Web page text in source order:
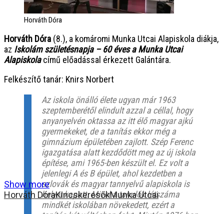
Horváth Dóra
Horváth Dóra (8.), a komáromi Munka Utcai Alapiskola diákja,
az Iskolám születésnapja – 60 éves a Munka Utcai
Alapiskola című előadással érkezett Galántára.
Felkészítő tanár: Knirs Norbert
Az iskola önálló élete ugyan már 1963
szeptemberétől elindult azzal a céllal, hogy
anyanyelvén oktassa az itt élő magyar ajkú
gyermekeket, de a tanítás ekkor még a
gimnázium épületében zajlott. Szép Ferenc
igazgatása alatt kezdődött meg az új iskola
építése, ami 1965-ben készült el. Ez volt a
jelenlegi A és B épület, ahol kezdetben a
szlovák és magyar tannyelvű alapiskola is
helyet kapott. Mivel a tanulók létszáma
mindkét iskolában növekedett, ezért a
Show more
Horváth DóraKincskeresőkMunka Utcai